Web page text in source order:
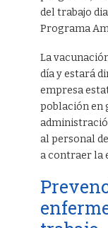
del trabajo
Programa
La
día y estará
empresa
población en
al personal
a contraer la